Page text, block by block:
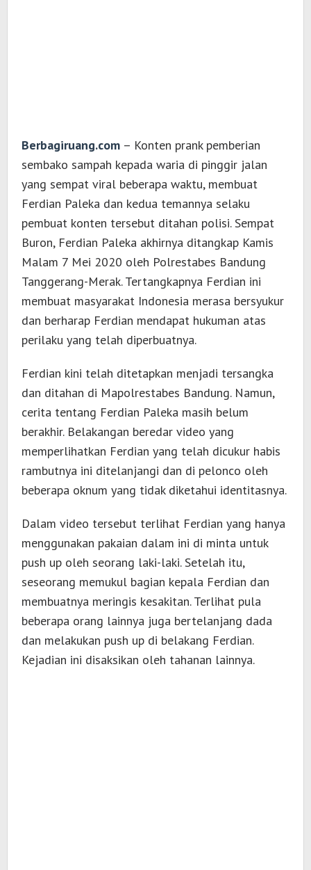
Berbagiruang.com – Konten prank pemberian
sembako sampah kepada waria di pinggir jalan
yang sempat viral beberapa waktu, membuat
Ferdian Paleka dan kedua temannya selaku
pembuat konten tersebut ditahan polisi. Sempat
Buron, Ferdian Paleka akhirnya ditangkap Kamis
Malam 7 Mei 2020 oleh Polrestabes Bandung
Tanggerang-Merak. Tertangkapnya Ferdian ini
membuat masyarakat Indonesia merasa bersyukur
dan berharap Ferdian mendapat hukuman atas
perilaku yang telah diperbuatnya.
Ferdian kini telah ditetapkan menjadi tersangka
dan ditahan di Mapolrestabes Bandung. Namun,
cerita tentang Ferdian Paleka masih belum
berakhir. Belakangan beredar video yang
memperlihatkan Ferdian yang telah dicukur habis
rambutnya ini ditelanjangi dan di pelonco oleh
beberapa oknum yang tidak diketahui identitasnya.
Dalam video tersebut terlihat Ferdian yang hanya
menggunakan pakaian dalam ini di minta untuk
push up oleh seorang laki-laki. Setelah itu,
seseorang memukul bagian kepala Ferdian dan
membuatnya meringis kesakitan. Terlihat pula
beberapa orang lainnya juga bertelanjang dada
dan melakukan push up di belakang Ferdian.
Kejadian ini disaksikan oleh tahanan lainnya.